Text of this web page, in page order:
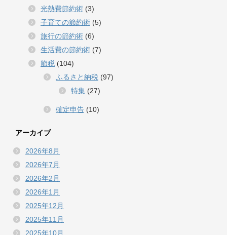
光熱費節約術 (3)
子育ての節約術 (5)
旅行の節約術 (6)
生活費の節約術 (7)
節税 (104)
ふるさと納税 (97)
特集 (27)
確定申告 (10)
アーカイブ
2026年8月
2026年7月
2026年2月
2026年1月
2025年12月
2025年11月
2025年10月